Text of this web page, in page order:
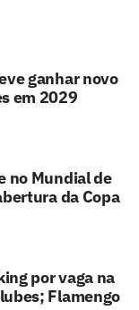
ganhar novo
em 2029
no Mundial de
da Copa
por vaga na
Flamengo